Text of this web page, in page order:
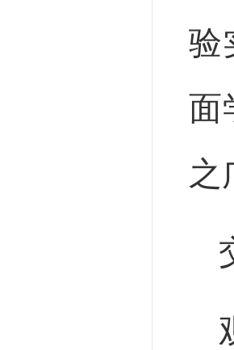
验
面
之